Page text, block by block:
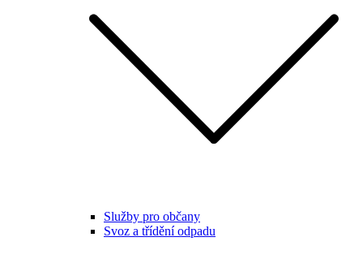
Služby pro občany
Svoz a třídění odpadu